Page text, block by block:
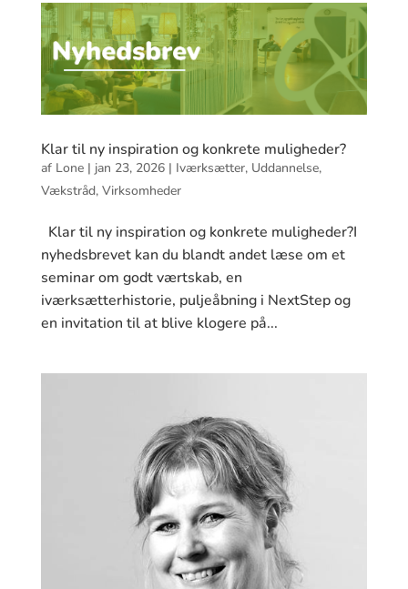
Klar til ny inspiration og konkrete muligheder?
af Lone| jan 23, 2026| Iværksætter, Uddannelse,
Vækstråd, Virksomheder
Klar til ny inspiration og konkrete muligheder?I
nyhedsbrevet kan du blandt andet læse om et
seminar om godt værtskab, en
iværksætterhistorie, puljeåbning i NextStep og
en invitation til at blive klogere på...